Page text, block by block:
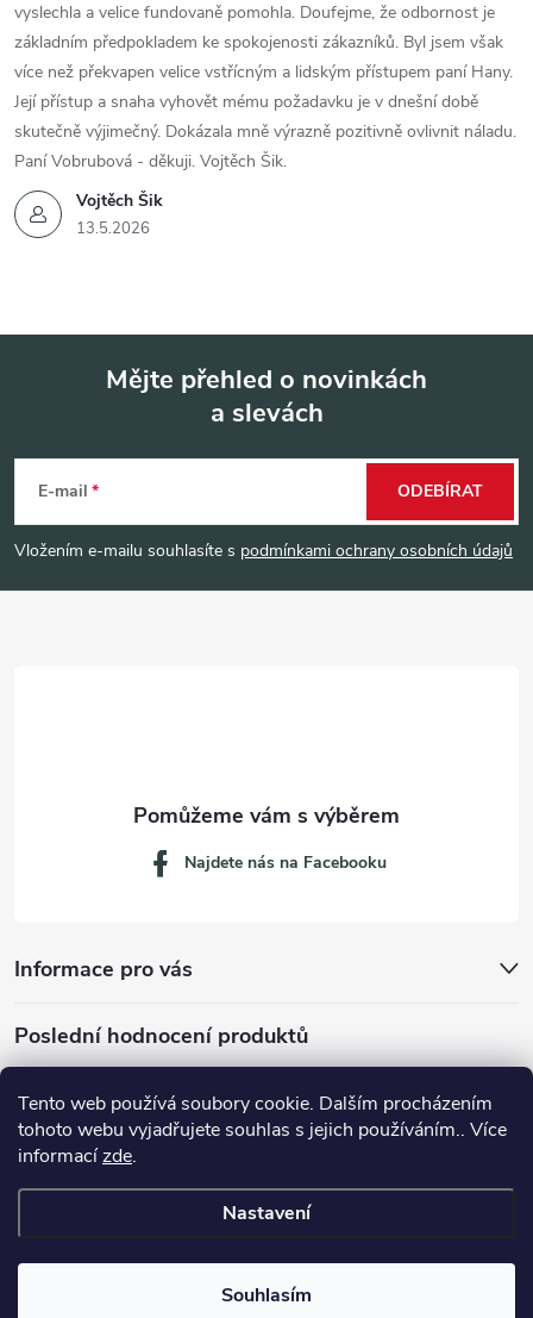
Tento web používá soubory cookie. Dalším procházením
tohoto webu vyjadřujete souhlas s jejich používáním.. Více
informacízde.
Nastavení
Souhlasím
Vojtěch Šik
13.5.2026
vyslechla a velice fundovaně pomohla. Doufejme, že odbornost je
základním předpokladem ke spokojenosti zákazníků. Byl jsem však
více než překvapen velice vstřícným a lidským přístupem paní Hany.
Její přístup a snaha vyhovět mému požadavku je v dnešní době
skutečně výjimečný. Dokázala mně výrazně pozitivně ovlivnit náladu.
Paní Vobrubová - děkuji. Vojtěch Šik.
p
a
Mějte přehled o novinkách
a slevách
E-mail
Vložením e-mailu souhlasíte s podmínkami ochrany osobních údajů
ODEBÍRAT
Informace pro vás
Najdete nás na Facebooku
Poslední hodnocení produktů
Dávkovací lžička na mletou kávu 53132C8134
Copyright 2026JM servis. Všechna práva vyhrazena.